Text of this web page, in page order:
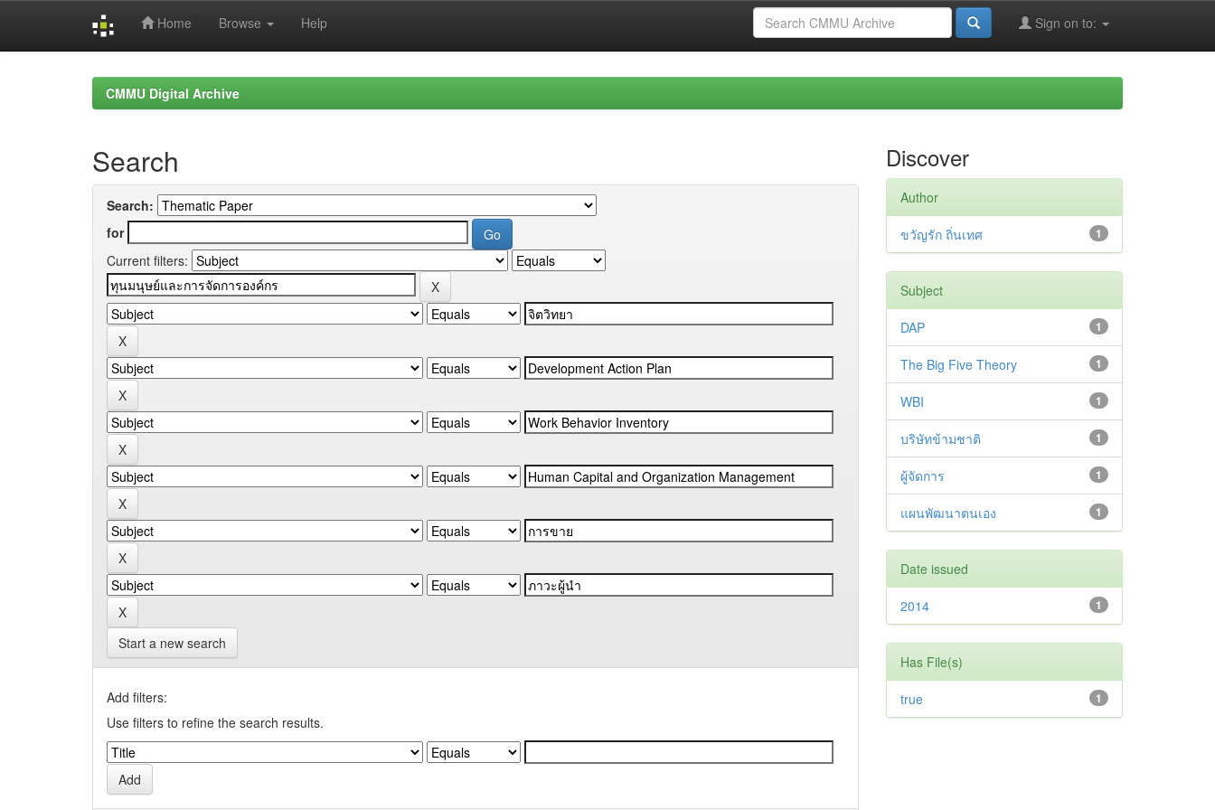
Home Browse Help Sign on to:
CMMU Digital Archive
Search
Search:
for
Current filters:
Start a new search
Add filters:
Use filters to refine the search results.
Discover
Author
1
ขวัญรัก ถิ่นเทศ
Subject
1
DAP
1
The Big Five Theory
1
WBI
1
บริษัทข้ามชาติ
1
ผู้จัดการ
1
แผนพัฒนาตนเอง
Date issued
1
2014
Has File(s)
1
true